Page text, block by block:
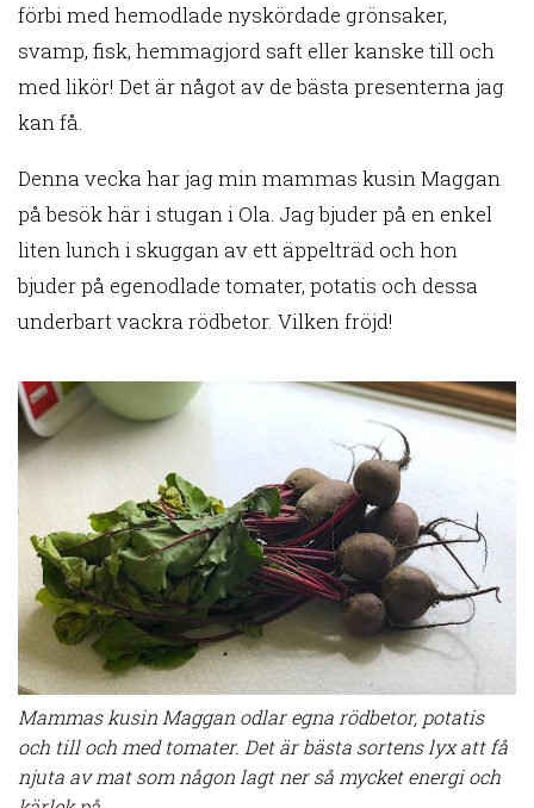
förbi med hemodlade nyskördade grönsaker,
svamp, fisk, hemmagjord saft eller kanske till och
med likör! Det är något av de bästa presenterna jag
kan få.
Denna vecka har jag min mammas kusin Maggan
på besök här i stugan i Ola. Jag bjuder på en enkel
liten lunch i skuggan av ett äppelträd och hon
bjuder på egenodlade tomater, potatis och dessa
underbart vackra rödbetor. Vilken fröjd!
Mammas kusin Maggan odlar egna rödbetor, potatis
och till och med tomater. Det är bästa sortens lyx att få
njuta av mat som någon lagt ner så mycket energi och